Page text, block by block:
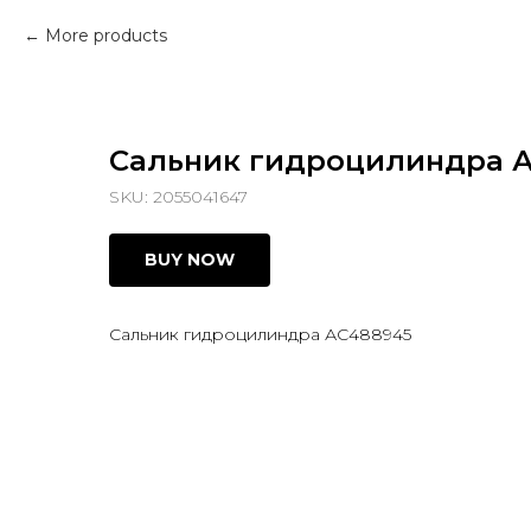
More products
Сальник гидроцилиндра
SKU: 2055041647
BUY NOW
Сальник гидроцилиндра АС488945